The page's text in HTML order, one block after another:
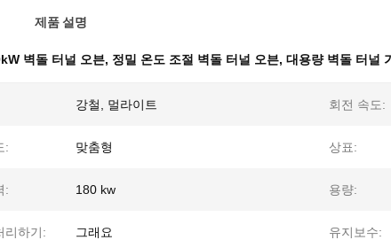
제품 설명
벽돌 터널 오븐, 정밀 온도 조절 벽돌 터널 오븐, 대용량 벽돌 터널
강철, 멀라이트 회전 속도:
: 맞춤형 상표:
: 180 kw 용량:
리하기: 그래요 유지보수: